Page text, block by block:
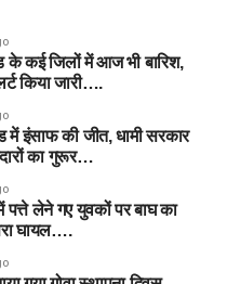
के कई जिलों में आज भी बारिश,
किया जारी….
में इंसाफ की जीत, धामी सरकार
का गुरूर…
लेने गए युवकों पर बाघ का
घायल….